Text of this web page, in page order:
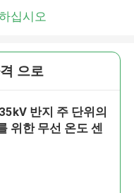
십시오
으로
반지 주 단위의
위한 무선 온도 센